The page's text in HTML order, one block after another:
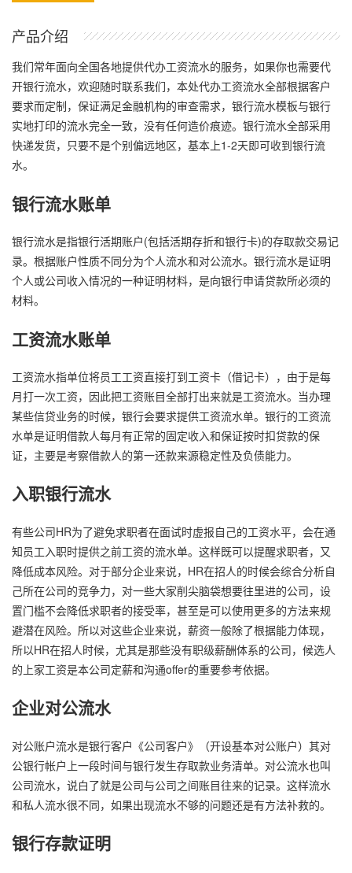
产品介绍
我们常年面向全国各地提供代办工资流水的服务，如果你也需要代
开银行流水，欢迎随时联系我们，本处代办工资流水全部根据客户
要求而定制，保证满足金融机构的审查需求，银行流水模板与银行
实地打印的流水完全一致，没有任何造价痕迹。银行流水全部采用
快递发货，只要不是个别偏远地区，基本上1-2天即可收到银行流
水。
银行流水账单
银行流水是指银行活期账户(包括活期存折和银行卡)的存取款交易记
录。根据账户性质不同分为个人流水和对公流水。银行流水是证明
个人或公司收入情况的一种证明材料，是向银行申请贷款所必须的
材料。
工资流水账单
工资流水指单位将员工工资直接打到工资卡（借记卡），由于是每
月打一次工资，因此把工资账目全部打出来就是工资流水。当办理
某些信贷业务的时候，银行会要求提供工资流水单。银行的工资流
水单是证明借款人每月有正常的固定收入和保证按时扣贷款的保
证，主要是考察借款人的第一还款来源稳定性及负债能力。
入职银行流水
有些公司HR为了避免求职者在面试时虚报自己的工资水平，会在通
知员工入职时提供之前工资的流水单。这样既可以提醒求职者，又
降低成本风险。对于部分企业来说，HR在招人的时候会综合分析自
己所在公司的竞争力，对一些大家削尖脑袋想要往里进的公司，设
置门槛不会降低求职者的接受率，甚至是可以使用更多的方法来规
避潜在风险。所以对这些企业来说，薪资一般除了根据能力体现，
所以HR在招人时候，尤其是那些没有职级薪酬体系的公司，候选人
的上家工资是本公司定薪和沟通offer的重要参考依据。
企业对公流水
对公账户流水是银行客户《公司客户》（开设基本对公账户）其对
公银行帐户上一段时间与银行发生存取款业务清单。对公流水也叫
公司流水，说白了就是公司与公司之间账目往来的记录。这样流水
和私人流水很不同，如果出现流水不够的问题还是有方法补救的。
银行存款证明